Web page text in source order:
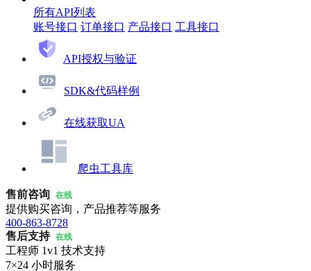
所有API列表
账号接口 订单接口 产品接口 工具接口
API授权与验证
SDK&代码样例
在线获取UA
爬虫工具库
售前咨询 在线
提供购买咨询，产品推荐等服务
400-863-8728
售后支持 在线
工程师 1v1 技术支持
7×24 小时服务